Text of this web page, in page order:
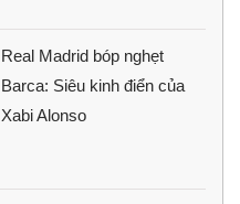
Real Madrid bóp nghẹt
Barca: Siêu kinh điển của
Xabi Alonso